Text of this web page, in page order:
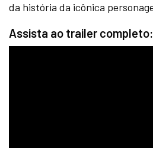
da história da icônica
Assista ao trailer completo: